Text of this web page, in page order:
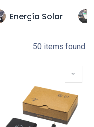
Energía Solar
50 items found.